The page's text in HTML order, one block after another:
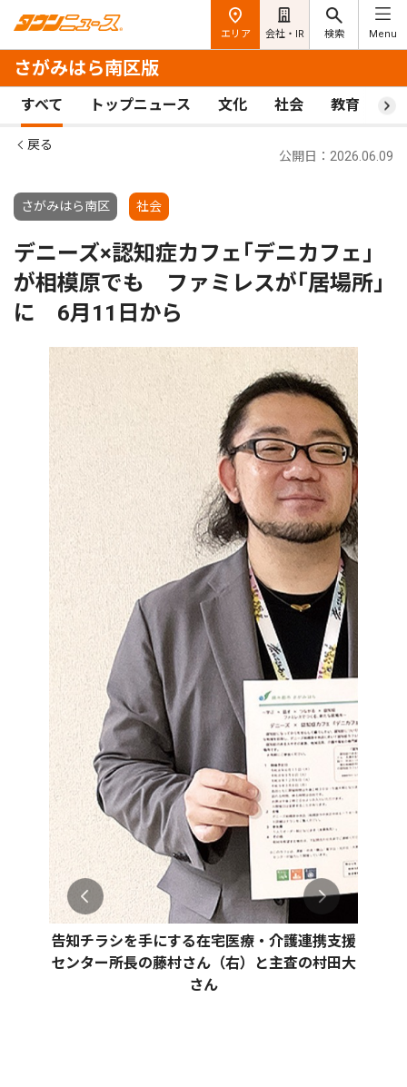
エリア 会社・IR 検索 Menu
さがみはら南区版
すべて トップニュース 文化 社会 教育 ス
戻る
さがみはら南区 社会
公開日：2026.06.09
デニーズ×認知症カフェ｢デニカフェ｣
が相模原でも ファミレスが｢居場所｣
に 6月11日から
告知チラシを手にする在宅医療・介護連携支援
センター所長の藤村さん（右）と主査の村田大
さん